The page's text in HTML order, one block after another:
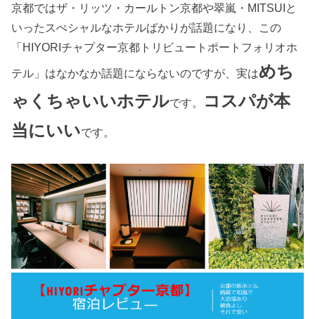
京都ではザ・リッツ・カールトン京都や翠嵐・MITSUIと
いったスぺシャルなホテルばかりが話題になり、この
「HIYORIチャプター京都トリビュートポートフォリオホ
テル」はなかなか話題にならないのですが、実はめち
ゃくちゃいいホテルです。
コスパが本
当にいいです。